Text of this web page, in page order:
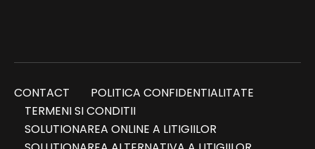
CONTACT
POLITICA CONFIDENTIALITATE
TERMENI SI CONDITII
SOLUTIONAREA ONLINE A LITIGIILOR